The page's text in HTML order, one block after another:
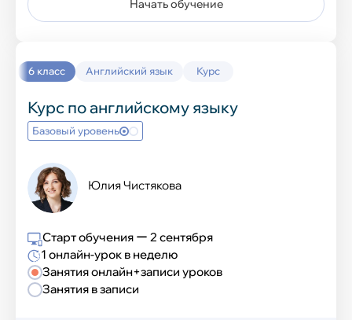
Графический дизайн в Figma
Математика и логика
Шахматы
Финансовая грамотность
Начать обучение
6 класс Английский язык Курс
Курс по английскому языку
Базовый уровень
Юлия Чистякова
Занятия онлайн+записи уроков
Занятия в записи
Старт обучения ー 2 сентября
1 онлайн-урок в неделю